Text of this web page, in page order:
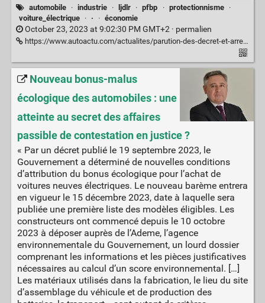
automobile · industrie · ljdlr · pfbp · protectionnisme
·
voiture_électrique
· · · économie
October 23, 2023 at 9:02:30 PM GMT+2 · permalien
https://www.autoactu.com/actualites/parution-des-decret-et-arrete-sur-le-bonus-vive-l-administration
Nouveau bonus-malus
écologique des automobiles : une
atteinte au secret des affaires
passible de contestation en justice ?
« Par un décret publié le 19 septembre 2023, le
Gouvernement a déterminé de nouvelles conditions
d’attribution du bonus écologique pour l’achat de
voitures neuves électriques. Le nouveau barème entrera
en vigueur le 15 décembre 2023, date à laquelle sera
publiée une première liste des modèles éligibles. Les
constructeurs ont commencé depuis le 10 octobre
2023 à déposer auprès de l’Ademe, l’agence
environnementale du Gouvernement, un lourd dossier
comprenant les informations et les pièces justificatives
nécessaires au calcul d’un score environnemental. […]
Les matériaux utilisés dans la fabrication, le lieu du site
d’assemblage du véhicule et de production des